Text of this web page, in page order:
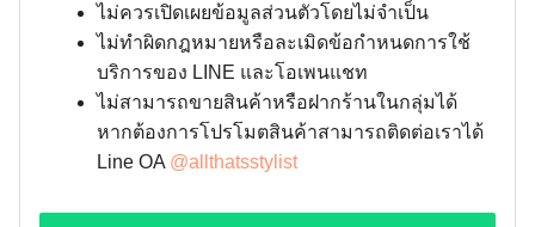
ไม่ควรเปิดเผยข้อมูลส่วนตัวโดยไม่จำเป็น
ไม่ทำผิดกฎหมายหรือละเมิดข้อกำหนดการใช้
บริการของ LINE และโอเพนแชท
ไม่สามารถขายสินค้าหรือฝากร้านในกลุ่มได้
หากต้องการโปรโมตสินค้าสามารถติดต่อเราได้
Line OA @allthatsstylist